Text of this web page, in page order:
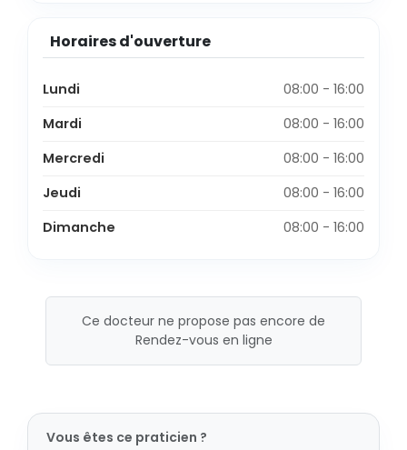
Horaires d'ouverture
Lundi
08:00 - 16:00
Mardi
08:00 - 16:00
Mercredi
08:00 - 16:00
Jeudi
08:00 - 16:00
Dimanche
08:00 - 16:00
Ce docteur ne propose pas encore de
Rendez-vous en ligne
Vous êtes ce praticien ?